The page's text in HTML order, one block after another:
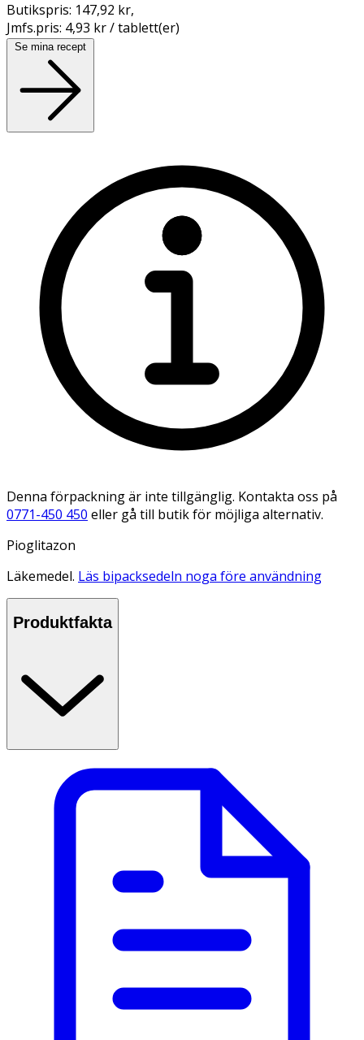
Butikspris: 147,92 kr,
Jmfs.pris: 4,93 kr / tablett(er)
Se mina recept
Denna förpackning är inte tillgänglig. Kontakta oss på
0771-450 450 eller gå till butik för möjliga alternativ.
Pioglitazon
Läkemedel. Läs bipacksedeln noga före användning
Produktfakta